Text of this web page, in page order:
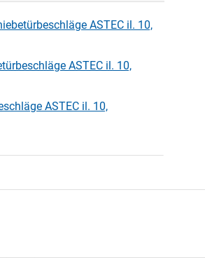
ASTEC il. 10,
ASTEC il. 10,
ASTEC il. 10,